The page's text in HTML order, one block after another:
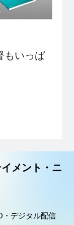
もいっぱ
メント・ニ
・デジタル配信